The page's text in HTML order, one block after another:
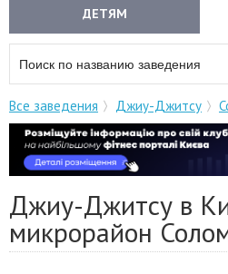
ДЕТЯМ
Все заведения Джиу-Джитсу
Джиу-Джитсу в
микрорайон